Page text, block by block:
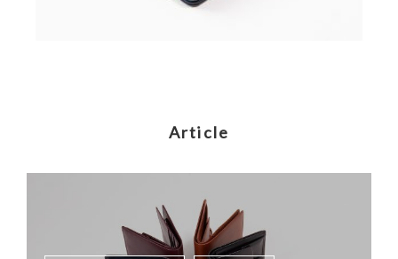
Article